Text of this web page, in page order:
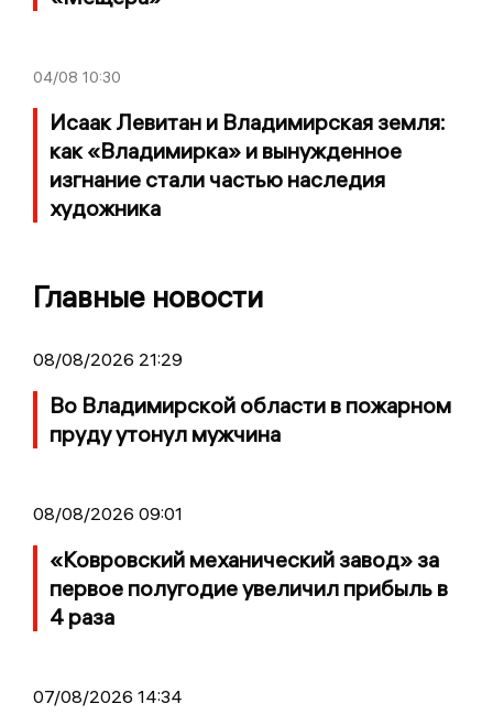
04/08 10:30
Исаак Левитан и Владимирская земля:
как «Владимирка» и вынужденное
изгнание стали частью наследия
художника
Главные новости
08/08/2026 21:29
Во Владимирской области в пожарном
пруду утонул мужчина
08/08/2026 09:01
«Ковровский механический завод» за
первое полугодие увеличил прибыль в
4 раза
07/08/2026 14:34